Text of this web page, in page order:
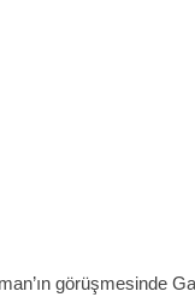
görüşmesinde